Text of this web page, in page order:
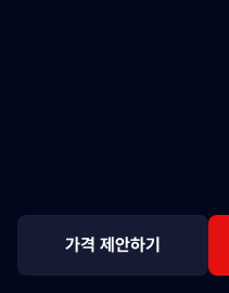
가격 제안하기